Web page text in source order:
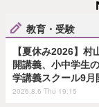
教育・受験
【夏休み2026】村
開講義、小中学生
学講義スクール9月
2026.8.6 Thu 19:15